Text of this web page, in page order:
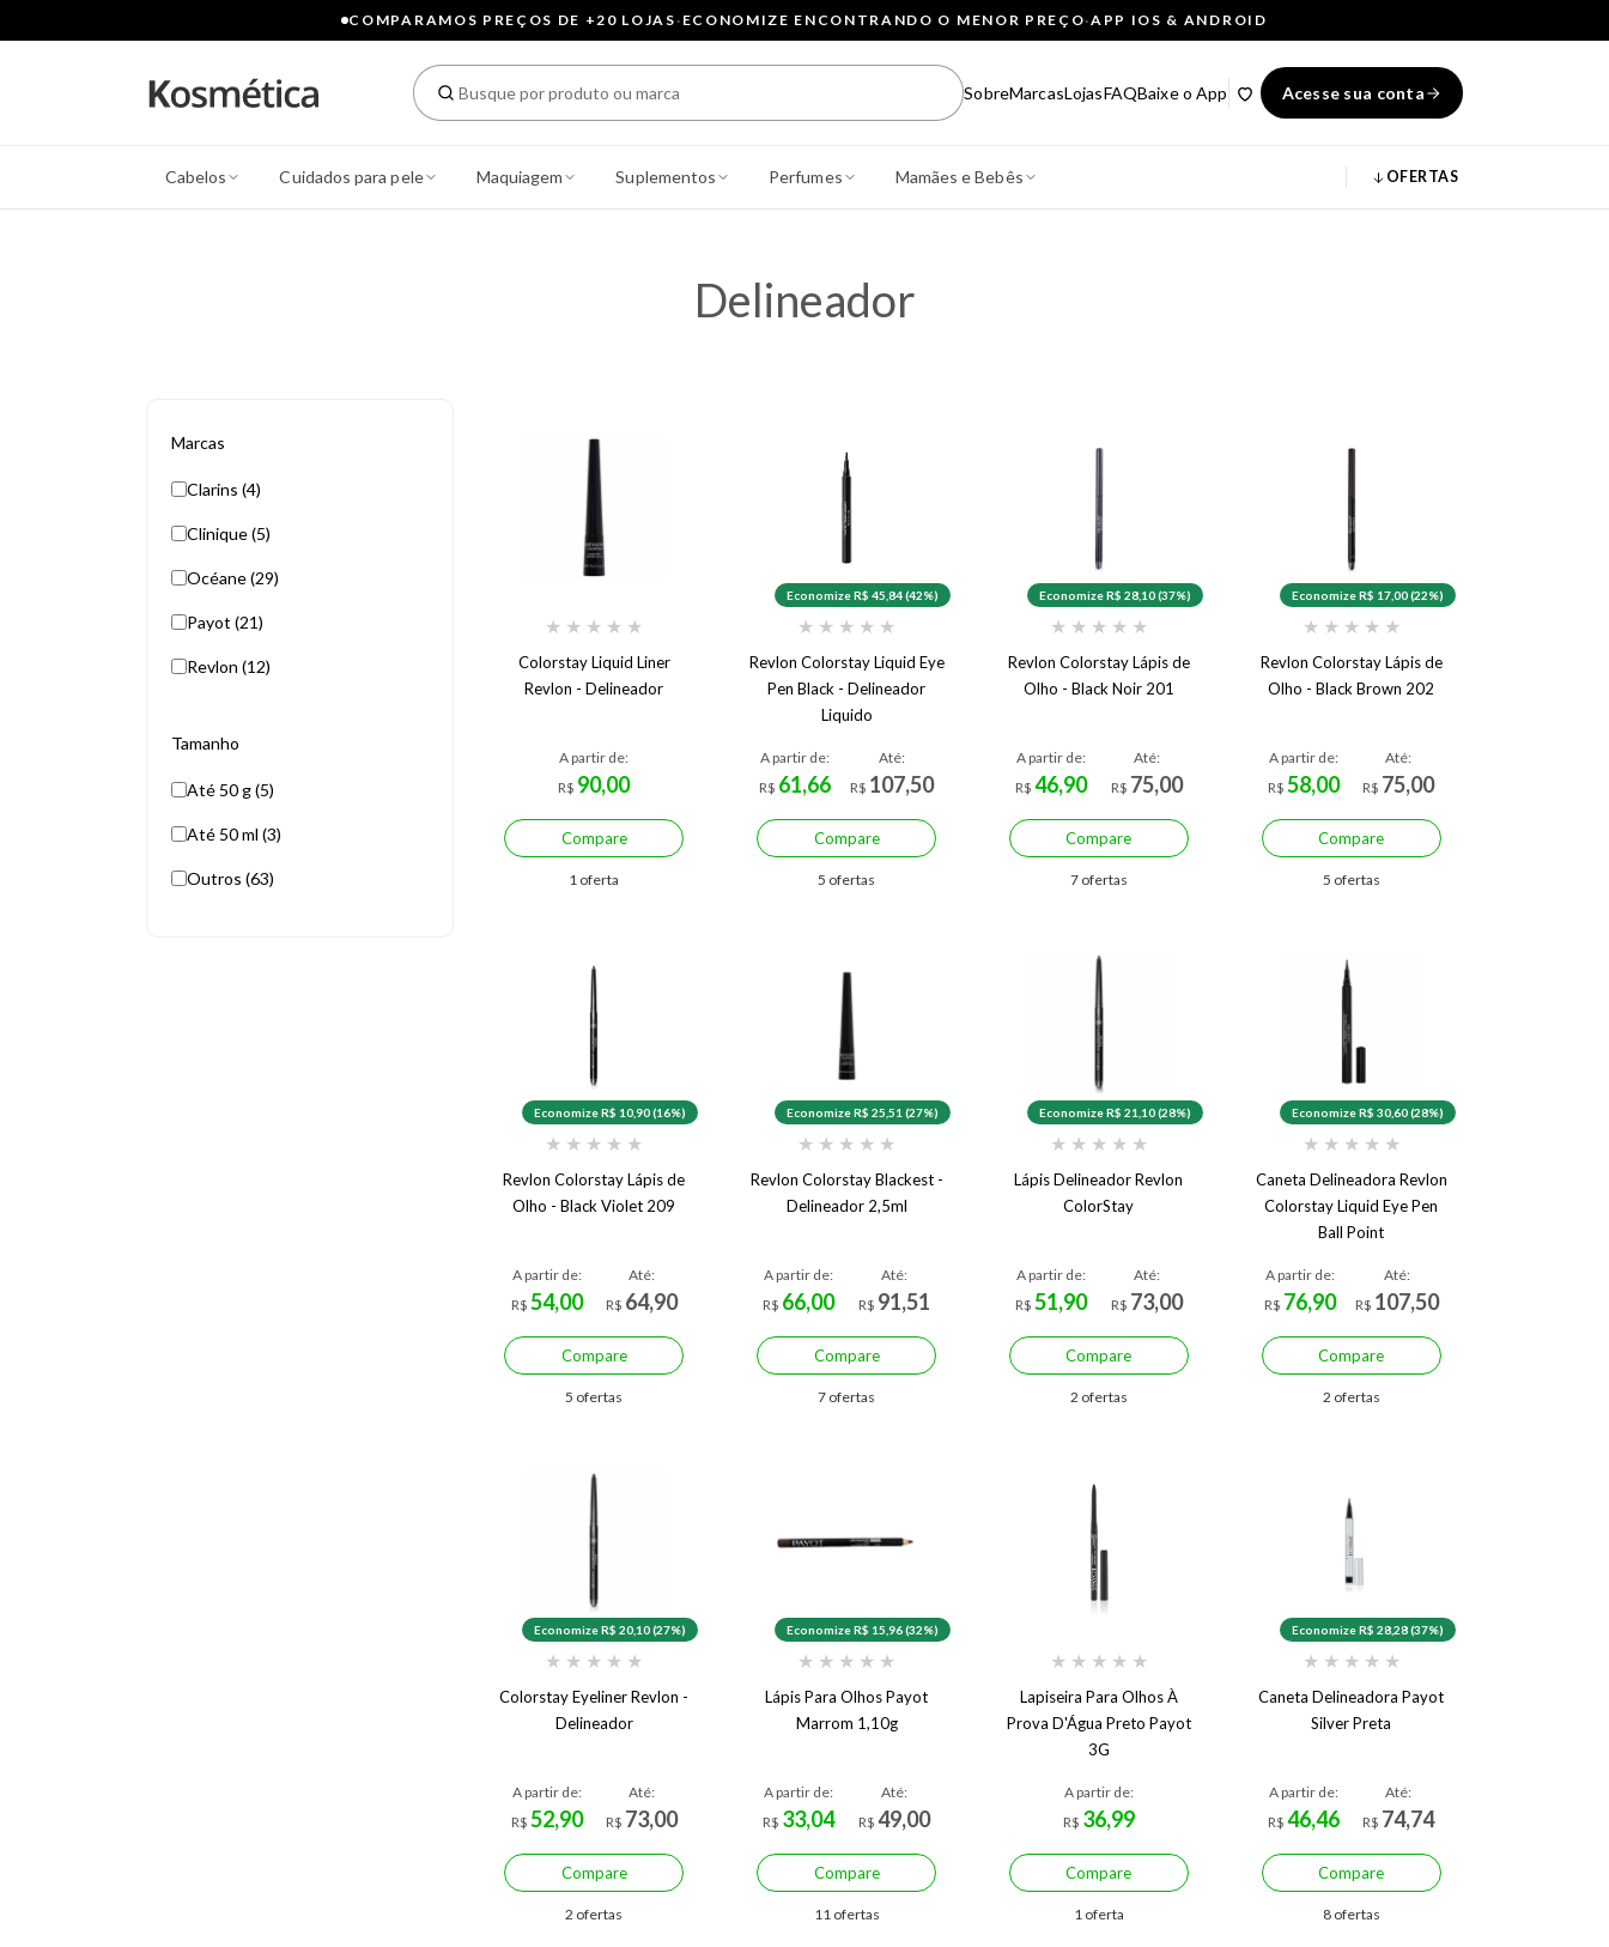
COMPARAMOS PREÇOS DE +20 LOJAS· ECONOMIZE ENCONTRANDO O MENOR PREÇO·APP IOS & ANDROID
SobreMarcasLojasFAQBaixe o App Acesse sua conta
Cabelos Cuidados para pele Maquiagem Suplementos Perfumes Mamães e Bebês OFERTAS
Delineador
Marcas
Clarins (4)
Clinique (5)
Océane (29)
Payot (21)
Revlon (12)
Tamanho
Até 50 g (5)
Até 50 ml (3)
Outros (63)
★ ★ ★ ★ ★
Colorstay Liquid Liner
Revlon - Delineador
A partir de:
R$ 90,00
Compare
1 oferta
Economize R$ 45,84 (42%)
★ ★ ★ ★ ★
Revlon Colorstay Liquid Eye
Pen Black - Delineador
Liquido
A partir de:
R$ 61,66
Até:
R$ 107,50
Compare
5 ofertas
Economize R$ 28,10 (37%)
★ ★ ★ ★ ★
Revlon Colorstay Lápis de
Olho - Black Noir 201
A partir de:
R$46,90
Até:
R$ 75,00
Compare
7 ofertas
Economize R$ 17,00 (22%)
★ ★ ★ ★ ★
Revlon Colorstay Lápis de
Olho - Black Brown 202
A partir de:
R$ 58,00
Até:
R$ 75,00
Compare
5 ofertas
Economize R$ 10,90 (16%)
★ ★ ★ ★ ★
Revlon Colorstay Lápis de
Olho - Black Violet 209
A partir de:
R$ 54,00
Até:
R$ 64,90
Compare
5 ofertas
Economize R$ 25,51 (27%)
★ ★ ★ ★ ★
Revlon Colorstay Blackest -
Delineador 2,5ml
A partir de:
R$ 66,00
Até:
R$ 91,51
Compare
7 ofertas
Economize R$ 21,10 (28%)
★ ★ ★ ★ ★
Lápis Delineador Revlon
ColorStay
A partir de:
R$51,90
Até:
R$ 73,00
Compare
2 ofertas
Economize R$ 30,60 (28%)
★ ★ ★ ★ ★
Caneta Delineadora Revlon
Colorstay Liquid Eye Pen
Ball Point
A partir de:
R$ 76,90
Até:
R$ 107,50
Compare
2 ofertas
Economize R$ 20,10 (27%)
★ ★ ★ ★ ★
Colorstay Eyeliner Revlon -
Delineador
A partir de:
R$ 52,90
Até:
R$ 73,00
Compare
2 ofertas
Economize R$ 15,96 (32%)
★ ★ ★ ★ ★
Lápis Para Olhos Payot
Marrom 1,10g
A partir de:
R$ 33,04
Até:
R$ 49,00
Compare
11 ofertas
★ ★ ★ ★ ★
Lapiseira Para Olhos À
Prova D'Água Preto Payot
3G
A partir de:
R$ 36,99
Compare
1 oferta
Economize R$ 28,28 (37%)
★ ★ ★ ★ ★
Caneta Delineadora Payot
Silver Preta
A partir de:
R$ 46,46
Até:
R$ 74,74
Compare
8 ofertas